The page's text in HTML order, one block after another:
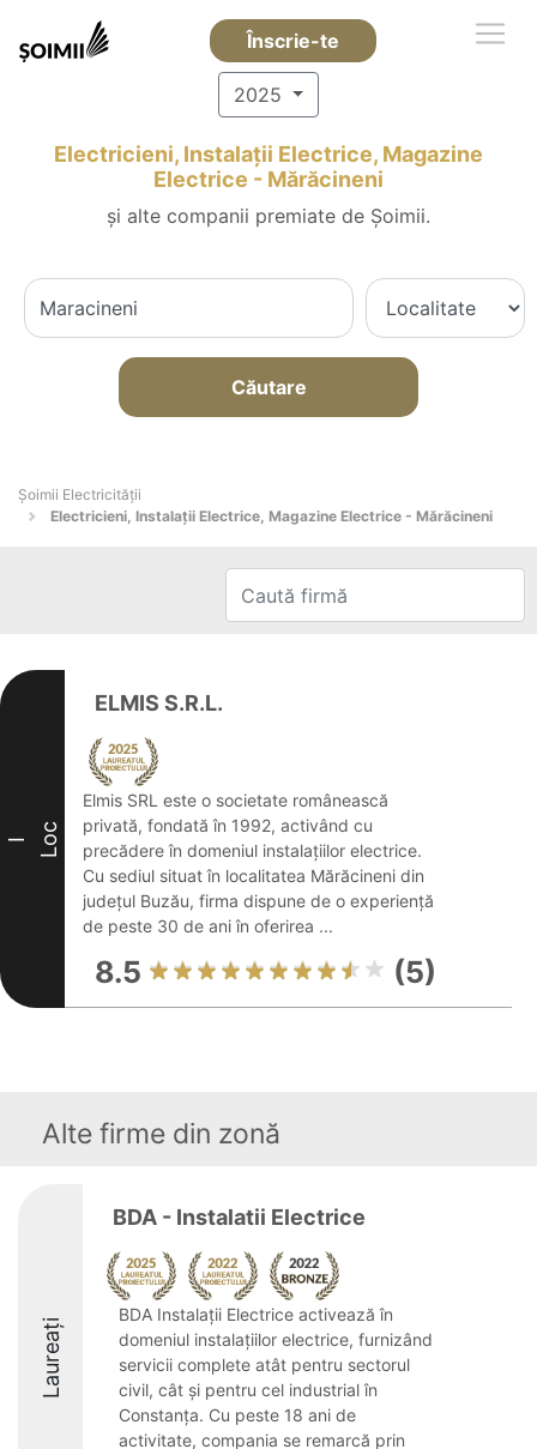
Înscrie-te
2025
Electricieni, Instalații Electrice, Magazine
Electrice - Mărăcineni
și alte companii premiate de Șoimii.
Căutare
Șoimii Electricității
Electricieni, Instalații Electrice, Magazine Electrice - Mărăcineni
I Loc
ELMIS S.R.L.
Elmis SRL este o societate românească
privată, fondată în 1992, activând cu
precădere în domeniul instalațiilor electrice.
Cu sediul situat în localitatea Mărăcineni din
județul Buzău, firma dispune de o experiență
de peste 30 de ani în oferirea ...
8.5 (5)
Alte firme din zonă
Laureați
BDA - Instalatii Electrice
BDA Instalații Electrice activează în
domeniul instalațiilor electrice, furnizând
servicii complete atât pentru sectorul
civil, cât și pentru cel industrial în
Constanța. Cu peste 18 ani de
activitate, compania se remarcă prin